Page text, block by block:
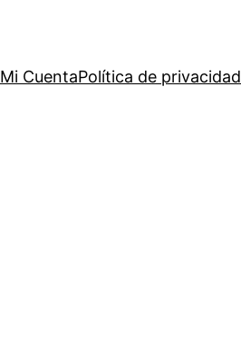
Mi CuentaPolítica de privacidad